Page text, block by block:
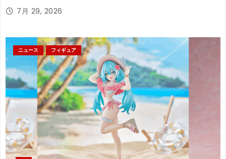
7月 29, 2026
ニュース フィギュア